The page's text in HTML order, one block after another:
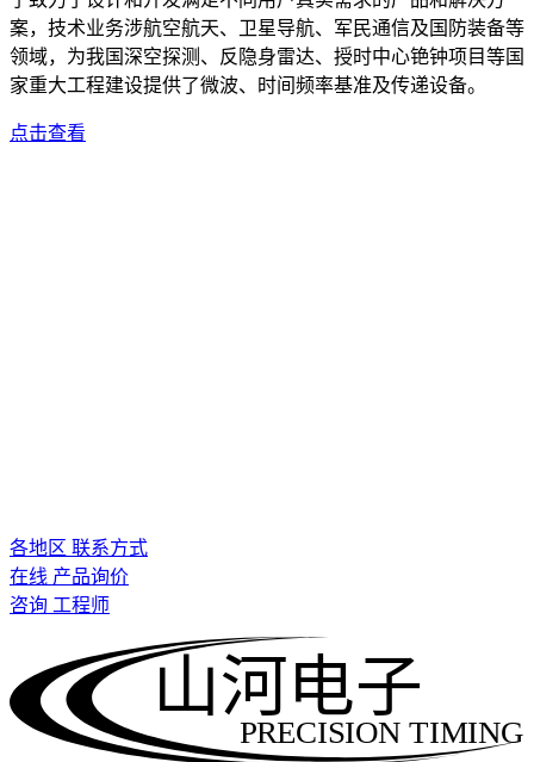
案，技术业务涉航空航天、卫星导航、军民通信及国防装备等
领域，为我国深空探测、反隐身雷达、授时中心铯钟项目等国
家重大工程建设提供了微波、时间频率基准及传递设备。
点击查看
各地区 联系方式
在线 产品询价
咨询 工程师
PRECISION TIMING
山河电子